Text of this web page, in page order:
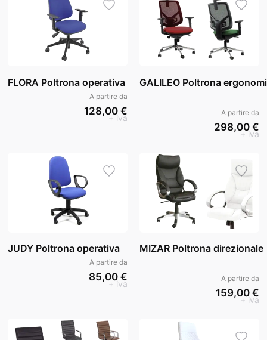
FLORA Poltrona operativa
A partire da
128,00 €
+ iva
GALILEO Poltrona
A partire da
298,00 €
+ iva
JUDY Poltrona operativa
A partire da
85,00 €
+ iva
MIZAR Poltrona direzionale
A partire da
159,00 €
+ iva